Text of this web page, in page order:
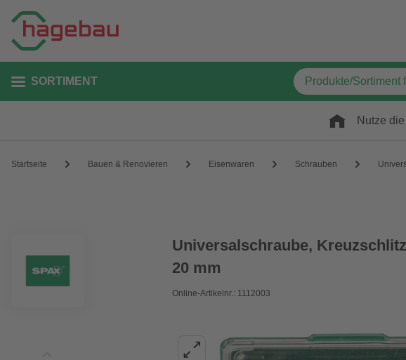
SORTIMENT
Nutze
Startseite Bauen & Renovieren Eisenwaren Schrauben
Universalschraube,
20 mm
Online-Artikelnr.: 1112003